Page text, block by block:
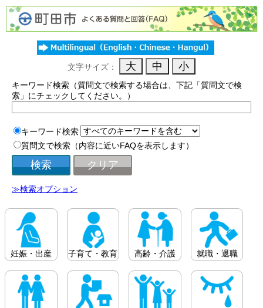
文字サイズ：
キーワード検索（質問文で検索する場合は、下記「質問文で検
索」にチェックしてください。）
キーワード検索
質問文で検索（内容に近いFAQを表示します）
≫検索オプション
妊娠・出産 子育て・教育 高齢・介護 就職・退職